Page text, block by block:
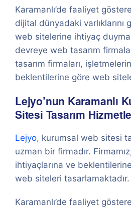
Karamanlı’de faaliyet
dijital dünyadaki varlıklarını
web sitelerine ihtiyaç
devreye web tasarım
tasarım firmaları,
beklentilerine göre web
Lejyo’nun Karamanlı
Sitesi Tasarım
Lejyo, kurumsal web sitesi
uzman bir firmadır.
ihtiyaçlarına ve
web siteleri tasarlamaktadır.
Karamanlı’de faaliyet